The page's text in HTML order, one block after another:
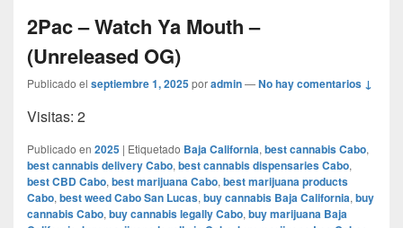
2Pac – Watch Ya Mouth –
(Unreleased OG)
Publicado el septiembre 1, 2025poradmin—No hay comentarios ↓
Visitas: 2
Publicado en 2025 | Etiquetado Baja California, best cannabis Cabo,
best cannabis delivery Cabo, best cannabis dispensaries Cabo,
best CBD Cabo, best marijuana Cabo, best marijuana products
Cabo, best weed Cabo San Lucas, buy cannabis Baja California, buy
cannabis Cabo, buy cannabis legally Cabo, buy marijuana Baja